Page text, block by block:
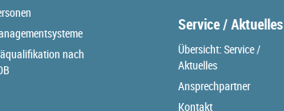
nach
Service / Aktuelles
Übersicht: Service /
Aktuelles
Ansprechpartner
Kontakt